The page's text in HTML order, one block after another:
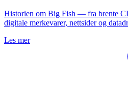
Historien om Big Fish — fra brente
digitale merkevarer, nettsider og
Les mer